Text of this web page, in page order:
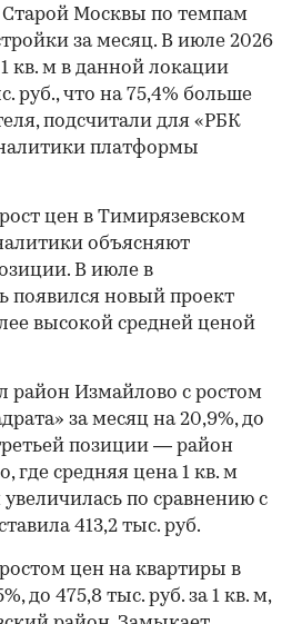
Москвы по темпам
за месяц. В июле 2026
кв. м в данной локации
руб., что на 75,4% больше
подсчитали для «РБК
платформы
цен в Тимирязевском
объясняют
В июле в
появился новый проект
высокой средней ценой
район Измайлово с ростом
за месяц на 20,9%, до
позиции — район
где средняя цена 1 кв. м
по сравнению с
413,2 тыс. руб.
цен на квартиры в
до 475,8 тыс. руб. за 1 кв. м,